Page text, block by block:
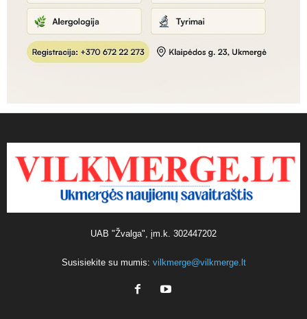
UAB "Žvalga", įm.k. 302447202
Susisiekite su mumis: vilkmerge@vilkmerge.lt